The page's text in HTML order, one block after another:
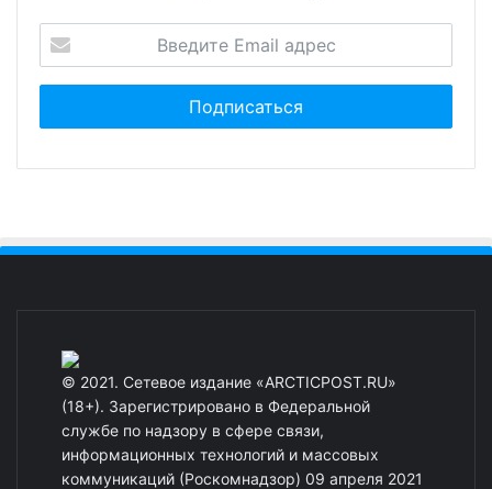
© 2021. Сетевое издание «ARCTICPOST.RU»
(18+). Зарегистрировано в Федеральной
службе по надзору в сфере связи,
информационных технологий и массовых
коммуникаций (Роскомнадзор) 09 апреля 2021